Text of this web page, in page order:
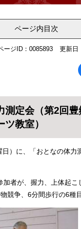
ページ内目次
ージID：0085893 更新日
測定会（第2回
教室）
）に、「おとなの体力
者が、握力、上体起こ
競争、6分間歩行の6種